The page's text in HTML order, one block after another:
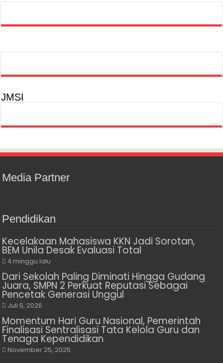
JMSI
Media Partner
Pendidikan
Kecelakaan Mahasiswa KKN Jadi Sorotan,
BEM Unila Desak Evaluasi Total
4 minggu lalu
Dari Sekolah Paling Diminati Hingga Gudang
Juara, SMPN 2 Perkuat Reputasi Sebagai
Pencetak Generasi Unggul
Juli 5, 2026
Momentum Hari Guru Nasional, Pemerintah
Finalisasi Sentralisasi Tata Kelola Guru dan
Tenaga Kependidikan
November 25, 2025